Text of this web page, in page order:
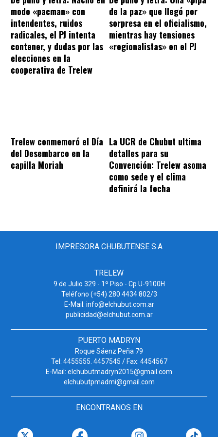
modo «pacman» con
intendentes, ruidos
radicales, el PJ intenta
contener, y dudas por las
elecciones en la
cooperativa de Trelew
de la paz» que llegó por
sorpresa en el oficialismo,
mientras hay tensiones
«regionalistas» en el PJ
Trelew conmemoró el Día
del Desembarco en la
capilla Moriah
La UCR de Chubut ultima
detalles para su
Convención: Trelew asoma
como sede y el clima
definirá la fecha
IMPRESORA CHUBUTENSE S.A
TRELEW
9 de Julio 329 - 1º Piso - Cp U-9100H
Teléfono (+54) 280 4434 802/3
E-Mail: info@elchubut.com.ar
publicidad@elchubut.com.ar
PUERTO MADRYN
Roque Sáenz Peña 79
Tel: 4455555. 4457545 / Fax: 4454567
E-Mail: elchubutmadryn2015@gmail.com
elchubutpmadmi@gmail.com
ENCONTRANOS EN